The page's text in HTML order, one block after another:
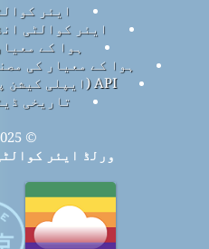
ایئر
ایئر کوالٹی
ہوا کے
ہوا کے معیار کی
API (ایپلی کیشن پروگرامنگ انٹرفیس)
تاریخی
© 2008-2025
ورلڈ ایئر